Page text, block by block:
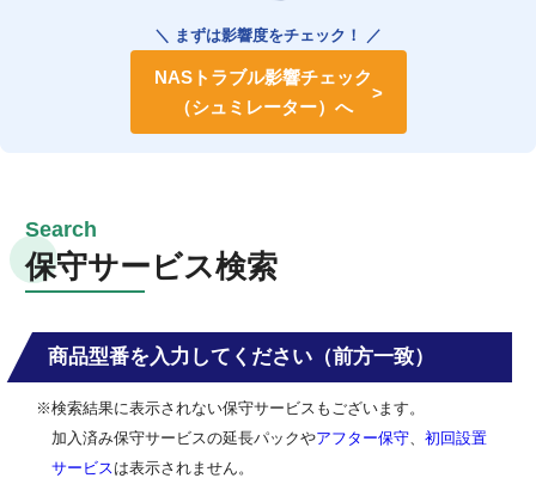
＼ まずは影響度をチェック！ ／
NASトラブル影響チェック
（シュミレーター）へ
保守サービス検索
商品型番を入力してください（前方一致）
※検索結果に表示されない保守サービスもございます。
加入済み保守サービスの延長パックやアフター保守
初回設置
サービス は表示されません。